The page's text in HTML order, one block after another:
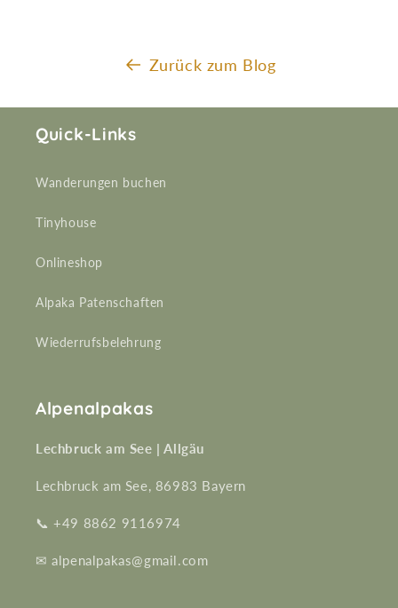
Zurück zum Blog
Quick-Links
Wanderungen buchen
Tinyhouse
Onlineshop
Alpaka Patenschaften
Wiederrufsbelehrung
Alpenalpakas
Lechbruck am See | Allgäu
Lechbruck am See, 86983 Bayern
📞 +49 8862 9116974
✉ alpenalpakas@gmail.com